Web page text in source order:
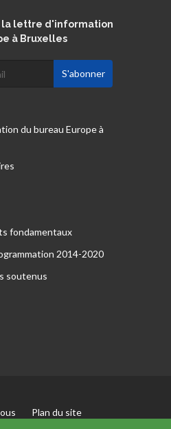
la lettre d'information
à Bruxelles
du bureau Europe à
fondamentaux
2014-2020
soutenus
Plan du site